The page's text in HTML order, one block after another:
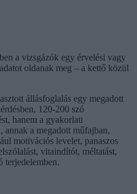
a vizsgázók egy érvelési vagy
oldanak meg – a kettő közül
állásfoglalás egy megadott
120-200 szó
hanem a gyakorlati
annak a megadott műfajban,
motivációs levelet, panaszos
vitaindítót, méltatást,
terjedelemben.